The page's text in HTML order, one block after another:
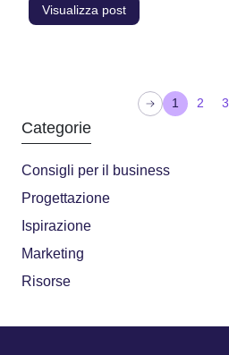
Visualizza post
a
g
i
n
a
z
i
1 2 3
Categorie
Consigli per il business
Progettazione
Ispirazione
Marketing
Risorse